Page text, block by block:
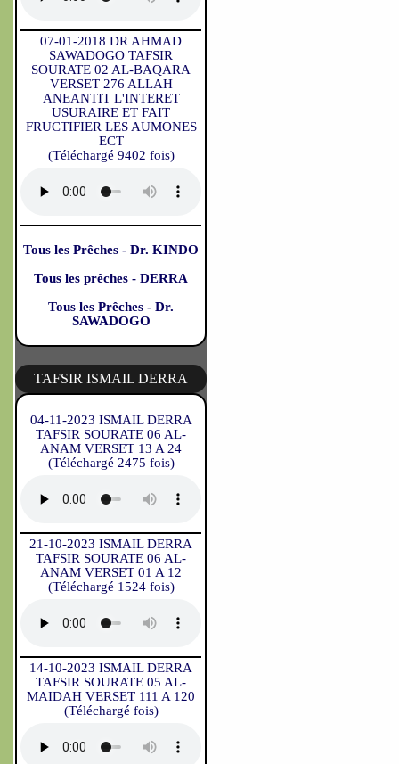
07-01-2018 DR AHMAD
SAWADOGO TAFSIR
SOURATE 02 AL-BAQARA
VERSET 276 ALLAH
ANEANTIT L'INTERET
USURAIRE ET FAIT
FRUCTIFIER LES AUMONES
ECT
(Téléchargé 9402 fois)
Tous les Prêches - Dr. KINDO
Tous les prêches - DERRA
Tous les Prêches - Dr.
SAWADOGO
TAFSIR ISMAIL DERRA
04-11-2023 ISMAIL DERRA
TAFSIR SOURATE 06 AL-
ANAM VERSET 13 A 24
(Téléchargé 2475 fois)
21-10-2023 ISMAIL DERRA
TAFSIR SOURATE 06 AL-
ANAM VERSET 01 A 12
(Téléchargé 1524 fois)
14-10-2023 ISMAIL DERRA
TAFSIR SOURATE 05 AL-
MAIDAH VERSET 111 A 120
(Téléchargé fois)